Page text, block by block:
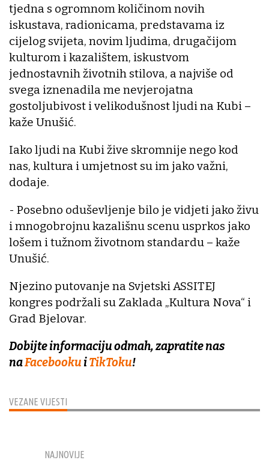
VEZANE VIJESTI
tjedna s ogromnom količinom novih
iskustava, radionicama, predstavama iz
cijelog svijeta, novim ljudima, drugačijom
kulturom i kazalištem, iskustvom
jednostavnih životnih stilova, a najviše od
svega iznenadila me nevjerojatna
gostoljubivost i velikodušnost ljudi na Kubi –
kaže Unušić.
Iako ljudi na Kubi žive skromnije nego kod
nas, kultura i umjetnost su im jako važni,
dodaje.
- Posebno oduševljenje bilo je vidjeti jako živu
i mnogobrojnu kazališnu scenu usprkos jako
lošem i tužnom životnom standardu – kaže
Unušić.
Njezino putovanje na Svjetski ASSITEJ
kongres podržali su Zaklada „Kultura Nova“ i
Grad Bjelovar.
Dobijte informaciju odmah, zapratite nas
naFacebookuiTikToku!
NAJNOVIJE